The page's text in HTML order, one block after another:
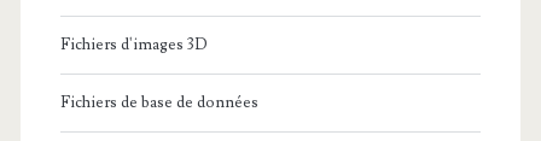
Fichiers d'images 3D
Fichiers de base de données